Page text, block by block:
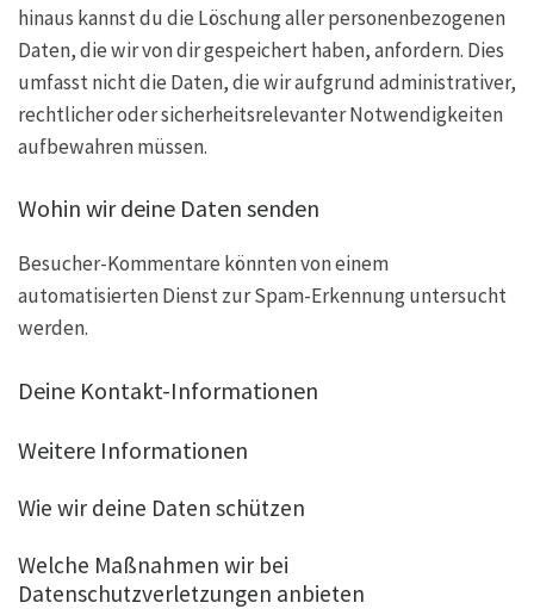
hinaus kannst du die Löschung aller personenbezogenen
Daten, die wir von dir gespeichert haben, anfordern. Dies
umfasst nicht die Daten, die wir aufgrund administrativer,
rechtlicher oder sicherheitsrelevanter Notwendigkeiten
aufbewahren müssen.
Wohin wir deine Daten senden
Besucher-Kommentare könnten von einem
automatisierten Dienst zur Spam-Erkennung untersucht
werden.
Deine Kontakt-Informationen
Weitere Informationen
Wie wir deine Daten schützen
Welche Maßnahmen wir bei
Datenschutzverletzungen anbieten